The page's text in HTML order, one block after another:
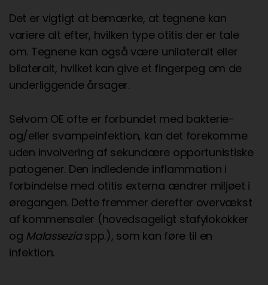
Det er vigtigt at bemærke, at tegnene kan
variere alt efter, hvilken type otitis der er tale
om. Tegnene kan også være unilateralt eller
bilateralt, hvilket kan give et fingerpeg om de
underliggende årsager.
Selvom OE ofte er forbundet med bakterie-
og/eller svampeinfektion, kan det forekomme
uden involvering af sekundære opportunistiske
patogener. Den indledende inflammation i
forbindelse med otitis externa ændrer miljøet i
øregangen. Dette fremmer derefter overvækst
af kommensaler (hovedsageligt stafylokokker
og Malasseziaspp.), som kan føre til en
infektion.